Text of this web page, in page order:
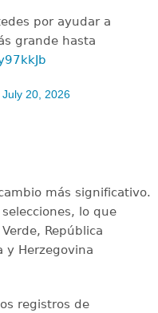
por ayudar a
grande hasta
July 20, 2026
más significativo.
lo que
República
y Herzegovina
registros de